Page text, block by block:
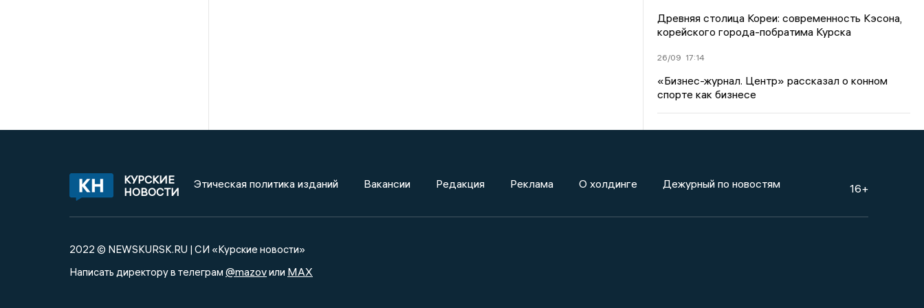
Древняя столица Кореи: современность Кэсона,
корейского города-побратима Курска
26/09 17:14
«Бизнес-журнал. Центр» рассказал о конном
спорте как бизнесе
КУРСКИЕ
НОВОСТИ
Этическая политика изданий Вакансии Редакция Реклама О холдинге Дежурный по новостям 16+
2022 © NEWSKURSK.RU | СИ «Курские новости»
Написать директору в телеграм @mazovили MAX